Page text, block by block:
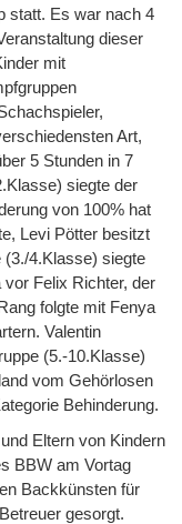
statt. Es war nach 4
dieser
mit
Art,
5 Stunden in 7
siegte der
von 100% hat
Levi Pötter besitzt
(3./4.Klasse) siegte
Felix Richter, der
folgte mit Fenya
Valentin
(5.-10.Klasse)
vom Gehörlosen
Behinderung.
Eltern von Kindern
BBW am Vortag
Backkünsten für
gesorgt.